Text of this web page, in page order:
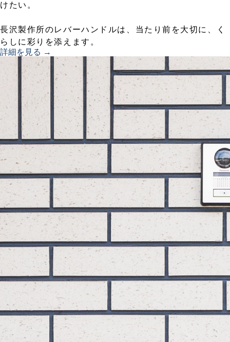
けたい。
長沢製作所のレバーハンドルは、当たり前を大切に、く
らしに彩りを添えます。
詳細を見る →